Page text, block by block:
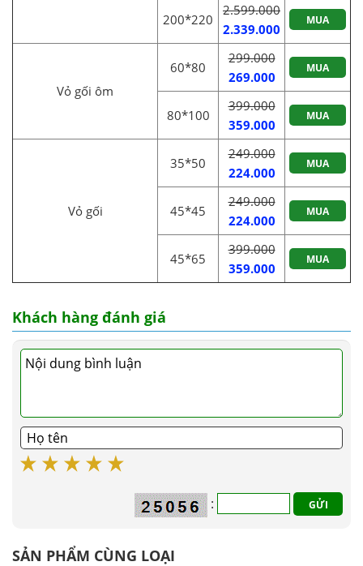
200*220
2.599.000
2.339.000
MUA
Vỏ gối ôm
60*80
299.000
269.000
MUA
80*100
399.000
359.000
MUA
Vỏ gối
35*50
249.000
224.000
MUA
45*45
249.000
224.000
MUA
45*65
399.000
359.000
MUA
Khách hàng đánh giá
:
SẢN PHẨM CÙNG LOẠI